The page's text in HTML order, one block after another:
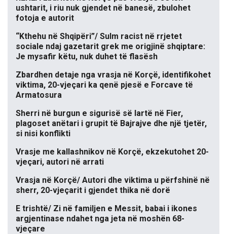
ushtarit, i riu nuk gjendet në banesë, zbulohet
fotoja e autorit
“Kthehu në Shqipëri”/ Sulm racist në rrjetet
sociale ndaj gazetarit grek me origjinë shqiptare:
Je mysafir këtu, nuk duhet të flasësh
Zbardhen detaje nga vrasja në Korçë, identifikohet
viktima, 20-vjeçari ka qenë pjesë e Forcave të
Armatosura
Sherri në burgun e sigurisë së lartë në Fier,
plagoset anëtari i grupit të Bajrajve dhe një tjetër,
si nisi konflikti
Vrasje me kallashnikov në Korçë, ekzekutohet 20-
vjeçari, autori në arrati
Vrasja në Korçë/ Autori dhe viktima u përfshinë në
sherr, 20-vjeçarit i gjendet thika në dorë
E trishtë/ Zi në familjen e Messit, babai i ikones
argjentinase ndahet nga jeta në moshën 68-
vjeçare